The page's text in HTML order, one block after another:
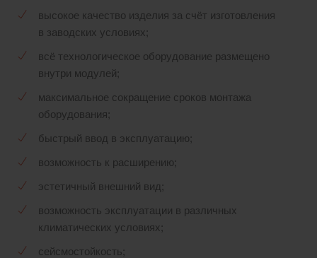
высокое качество изделия за счёт изготовления
в заводских условиях;
всё технологическое оборудование размещено
внутри модулей;
максимальное сокращение сроков монтажа
оборудования;
быстрый ввод в эксплуатацию;
возможность к расширению;
эстетичный внешний вид;
возможность эксплуатации в различных
климатических условиях;
сейсмостойкость;